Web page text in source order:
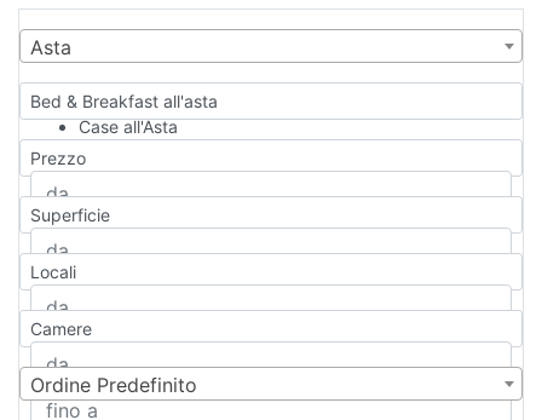
Asta
Bed & Breakfast all'asta
Case all'Asta
Qualsiasi
Appartamento
Casa indipendente
Casa Semi-indipendente
Attico/Mansarda
Rustico/Casale
Camera d'Albergo
Multiproprietà
Prezzo
Superficie
Locali
Camere
Ordine Predefinito